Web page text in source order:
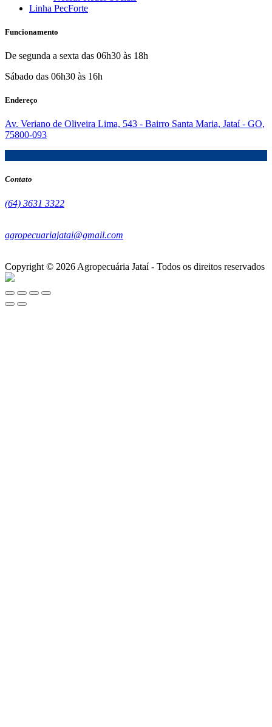
Linha PecForte
Funcionamento
De segunda a sexta das 06h30 às 18h
Sábado das 06h30 às 16h
Endereço
Av. Veriano de Oliveira Lima, 543 - Bairro Santa Maria, Jataí - GO,
75800-093
Contato
(64) 3631 3322
agropecuariajatai@gmail.com
Copyright © 2026 Agropecuária Jataí - Todos os direitos reservados